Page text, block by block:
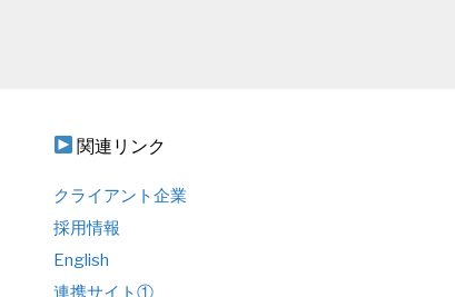
関連リンク
クライアント企業
採用情報
English
連携サイト①